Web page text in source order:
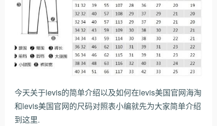
今天关于levis的简单介绍以及如何在levis美国官网海淘
和levis美国官网的尺码对照表小编就先为大家简单介绍
到这里.